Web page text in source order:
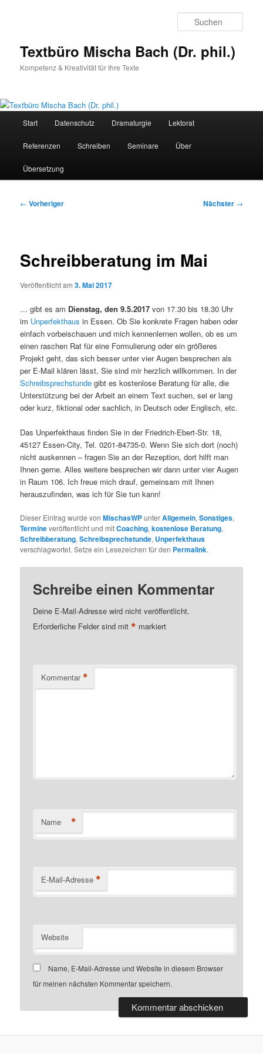
Textbüro Mischa Bach (Dr. phil.)
Kompetenz & Kreativität für Ihre Texte
Start Datenschutz Dramaturgie Lektorat
Referenzen Schreiben Seminare Über
Übersetzung
Beitragsnavigation
← Vorheriger Nächster →
Schreibberatung im Mai
Veröffentlicht am3. Mai 2017
… gibt es am Dienstag, den 9.5.2017 von 17.30 bis 18.30 Uhr
im Unperfekthaus in Essen. Ob Sie konkrete Fragen haben oder
einfach vorbeischauen und mich kennenlernen wollen, ob es um
einen raschen Rat für eine Formulierung oder ein größeres
Projekt geht,das sich besser unter vier Augen besprechen als
per E-Mail klären lässt, Sie sind mir herzlich willkommen. In der
Schreibsprechstunde gibt es kostenlose Beratung für alle, die
Unterstützung bei der Arbeit an einem Text suchen, sei er lang
oder kurz, fiktional oder sachlich, in Deutsch oder Englisch, etc.
Das Unperfekthaus finden Sie in der Friedrich-Ebert-Str. 18,
45127 Essen-City, Tel. 0201-84735-0. Wenn Sie sich dort (noch)
nicht auskennen – fragen Sie an der Rezeption, dort hilft man
Ihnen gerne. Alles weitere besprechen wir dann unter vier Augen
in Raum 106. Ich freue mich drauf, gemeinsam mit Ihnen
herauszufinden, was ich für Sie tun kann!
Dieser Eintrag wurde vonMischasWPunterAllgemein,Sonstiges,
Termineveröffentlicht und mitCoaching,kostenlose Beratung,
Schreibberatung,Schreibsprechstunde, Unperfekthaus
verschlagwortet. Setze ein Lesezeichen für den Permalink.
Schreibe einen Kommentar
Deine E-Mail-Adresse wird nicht veröffentlicht.
Erforderliche Felder sind mit* markiert
Kommentar *
Name *
E-Mail-Adresse *
Website
Name, E-Mail-Adresse und Website in diesem Browser
für meinen nächsten Kommentar speichern.